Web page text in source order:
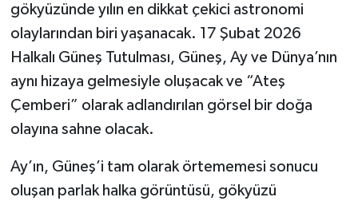
gökyüzünde yılın en dikkat çekici astronomi
olaylarından biri yaşanacak. 17 Şubat 2026
Halkalı Güneş Tutulması, Güneş, Ay ve Dünya’nın
aynı hizaya gelmesiyle oluşacak ve “Ateş
Çemberi” olarak adlandırılan görsel bir doğa
olayına sahne olacak.
Ay’ın, Güneş’i tam olarak örtememesi sonucu
oluşan parlak halka görüntüsü, gökyüzü